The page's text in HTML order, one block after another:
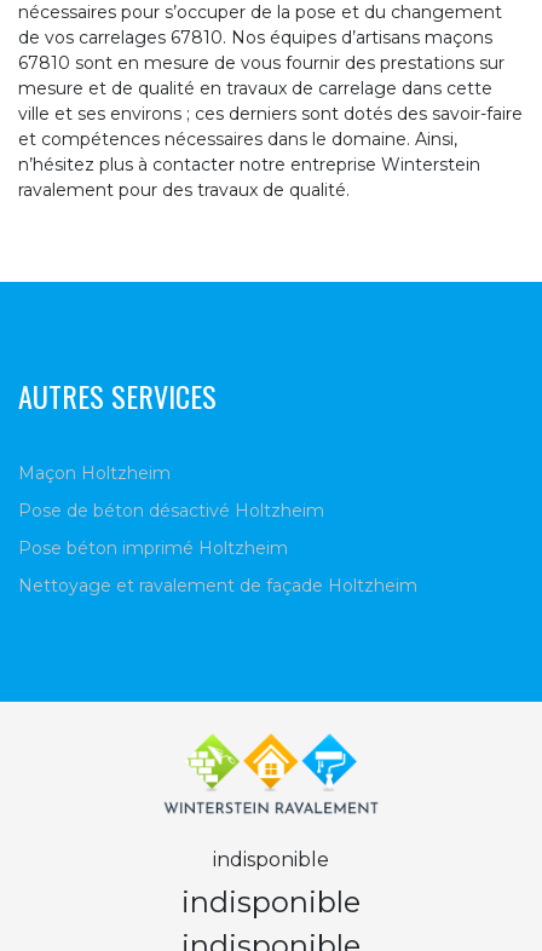
nécessaires pour s’occuper de la pose et du changement
de vos carrelages 67810. Nos équipes d’artisans maçons
67810 sont en mesure de vous fournir des prestations sur
mesure et de qualité en travaux de carrelage dans cette
ville et ses environs ; ces derniers sont dotés des savoir-faire
et compétences nécessaires dans le domaine. Ainsi,
n’hésitez plus à contacter notre entreprise Winterstein
ravalement pour des travaux de qualité.
AUTRES SERVICES
Maçon Holtzheim
Pose de béton désactivé Holtzheim
Pose béton imprimé Holtzheim
Nettoyage et ravalement de façade Holtzheim
indisponible
indisponible